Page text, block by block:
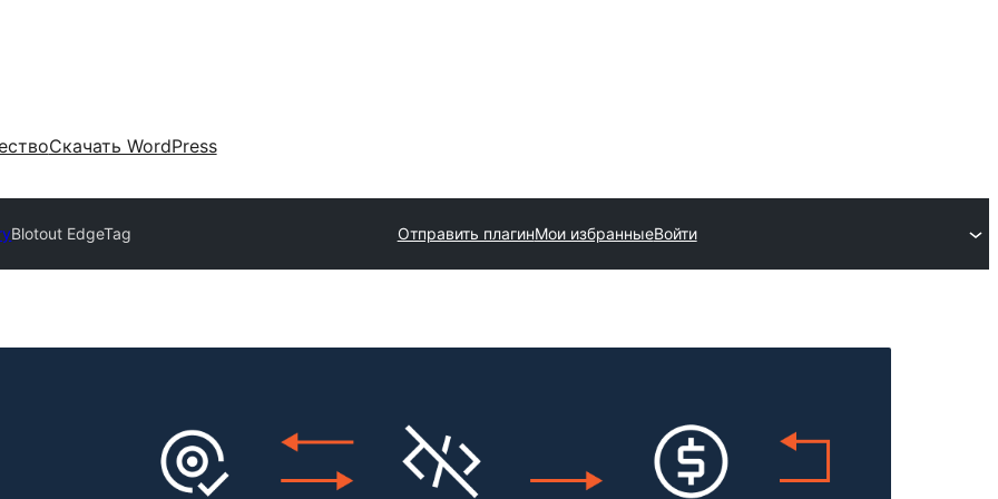
Скачать WordPress
Blotout EdgeTag Отправить плагинМои избранныеВойти